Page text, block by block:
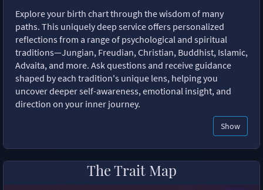
Explore your birth chart through the wisdom of many
paths. This uniquely deep service offers personalized
reflections from a range of psychological and spiritual
traditions—Jungian, Freudian, Christian, Buddhist, Islamic,
Advaita, and more. Ask questions and receive guidance
shaped by each tradition's unique lens, helping you
uncover deeper self-awareness, emotional insight, and
direction on your inner journey.
Show
The Trait Map